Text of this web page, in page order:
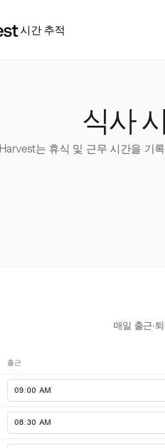
시간 추적
식사
Harvest는 휴식 및 근무 시간을 기
매일 출근·
출근